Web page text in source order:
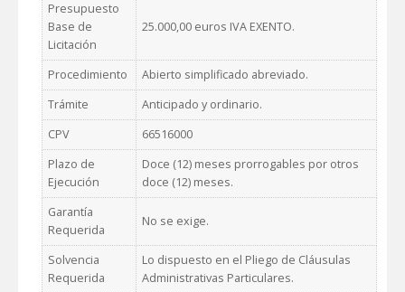
Presupuesto
Base de
Licitación
25.000,00 euros IVA EXENTO.
Procedimiento
Abierto simplificado abreviado.
Trámite
Anticipado y ordinario.
CPV
66516000
Plazo de
Ejecución
Doce (12) meses prorrogables por otros
doce (12) meses.
Garantía
Requerida
No se exige.
Solvencia
Requerida
Lo dispuesto en el Pliego de Cláusulas
Administrativas Particulares.